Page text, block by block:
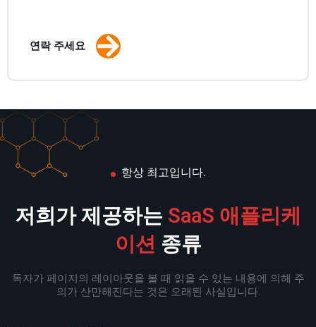
연락 주세요
항상 최고입니다.
저희가 제공하는 SaaS 애플리케
이션 종류
독자가 페이지의 레이아웃을 볼 때 읽을 수 있는 내용에 의해 주
의가 산만해진다는 것은 오래된 사실입니다.